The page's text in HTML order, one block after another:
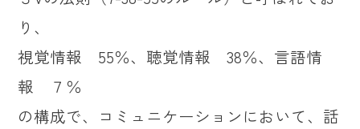
り、
視覚情報 55％、聴覚情報 38％、言語情
報 ７％
の構成で、コミュニケーションにおいて、話